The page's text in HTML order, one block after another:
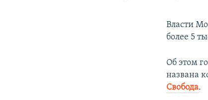
Власти
более 5
Об этом
названа
Свобода.